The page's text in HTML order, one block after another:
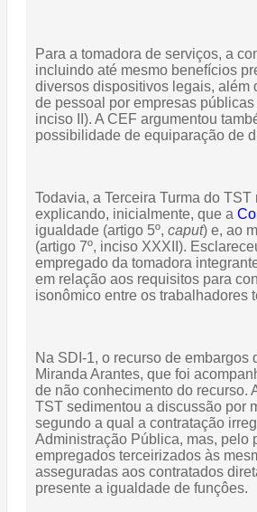
Para a tomadora de serviços, a
incluindo até mesmo benefícios
diversos dispositivos legais, além
de pessoal por empresas
inciso II). A CEF argumentou
possibilidade de equiparação de
Todavia, a Terceira Turma do
explicando, inicialmente, que a
igualdade (artigo 5º, caput) e, ao
(artigo 7º, inciso XXXII).
empregado da tomadora
em relação aos requisitos para
isonômico entre os trabalhadores
Na SDI-1, o recurso de
Miranda Arantes, que foi
de não conhecimento do recurso.
TST sedimentou a discussão por
segundo a qual a contratação
Administração Pública, mas, pelo
empregados terceirizados às
asseguradas aos contratados
presente a igualdade de funçôes.